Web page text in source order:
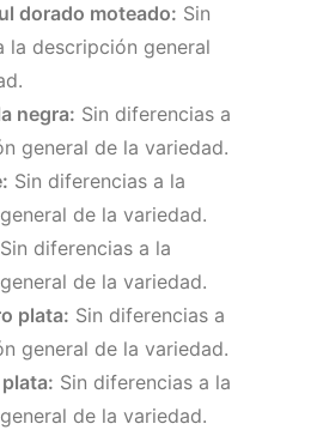
dorado moteado: Sin
la descripción general
negra: Sin diferencias a
general de la variedad.
Sin diferencias a la
de la variedad.
Sin diferencias a la
de la variedad.
plata: Sin diferencias a
general de la variedad.
Sin diferencias a la
de la variedad.